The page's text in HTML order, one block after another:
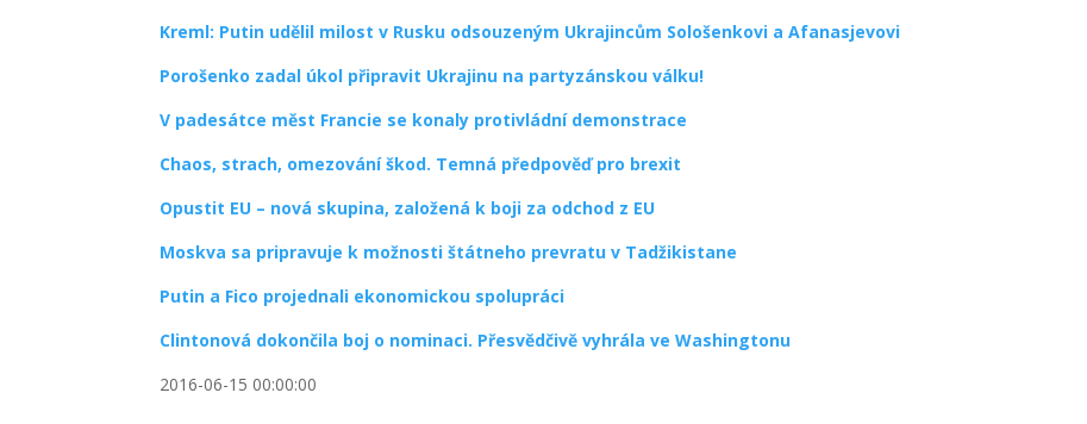
Kreml: Putin udělil milost v Rusku odsouzeným Ukrajincům Sološenkovi a Afanasjevovi
Porošenko zadal úkol připravit Ukrajinu na partyzánskou válku!
V padesátce měst Francie se konaly protivládní demonstrace
Chaos, strach, omezování škod. Temná předpověď pro brexit
Opustit EU – nová skupina, založená k boji za odchod z EU
Moskva sa pripravuje k možnosti štátneho prevratu v Tadžikistane
Putin a Fico projednali ekonomickou spolupráci
Clintonová dokončila boj o nominaci. Přesvědčivě vyhrála ve Washingtonu
2016-06-15 00:00:00